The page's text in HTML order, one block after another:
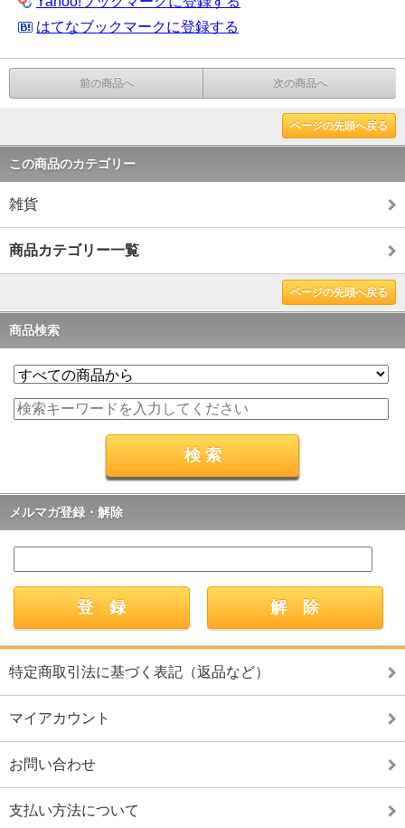
はてなブックマークに登録する
前の商品へ 次の商品へ
ページの先頭へ戻る
この商品のカテゴリー
雑貨
商品カテゴリー一覧
ページの先頭へ戻る
商品検索
メルマガ登録・解除
特定商取引法に基づく表記（返品など）
マイアカウント
お問い合わせ
支払い方法について